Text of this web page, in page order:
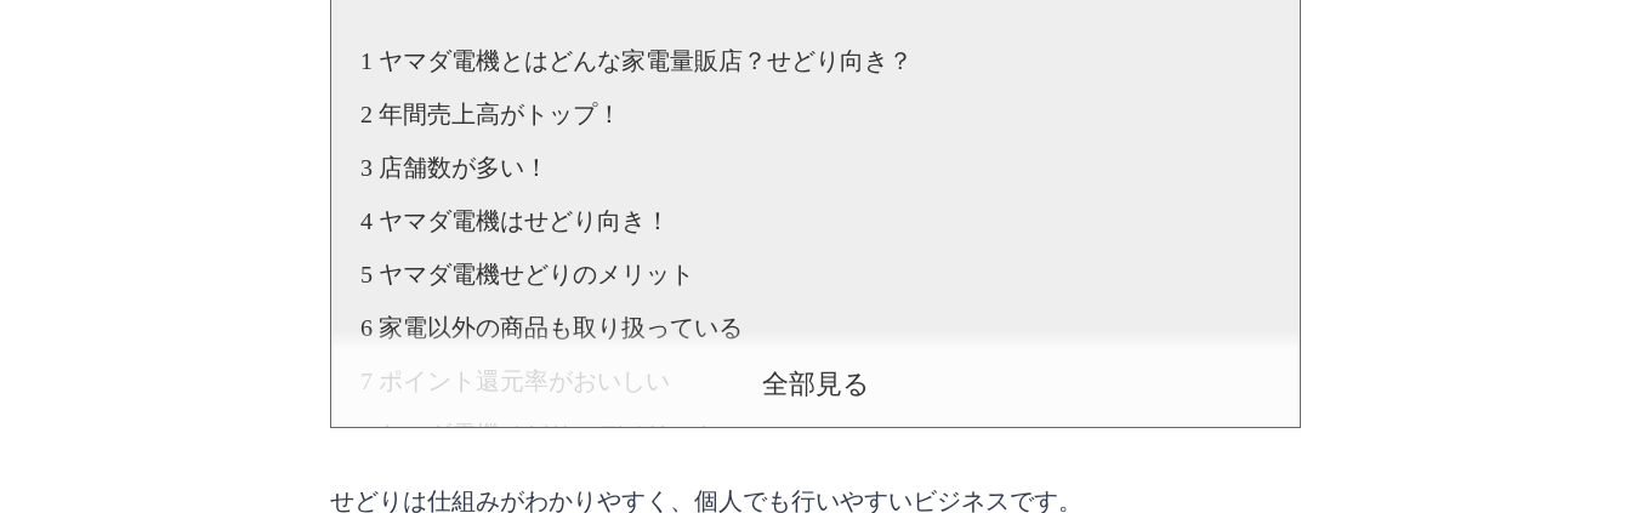
ヤマダ電機とはどんな家電量販店？せどり向き？
年間売上高がトップ！
店舗数が多い！
ヤマダ電機はせどり向き！
ヤマダ電機せどりのメリット
家電以外の商品も取り扱っている
ポイント還元率がおいしい
ヤマダ電機せどりのデメリット
店員の接客と店舗内の広さ
全部見る
せどりは仕組みがわかりやすく、個人でも行いやすいビジネスです。